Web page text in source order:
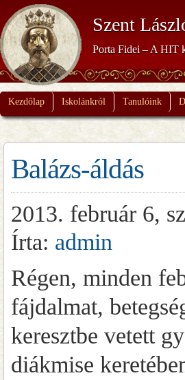
Szent
Porta Fidei – A HIT
Kezdőlap Iskolánkról Tanulóink
Balázs-áldás
2013. február 6,
Írta: admin
Régen, minden
fájdalmat,
keresztbe vetett
diákmise